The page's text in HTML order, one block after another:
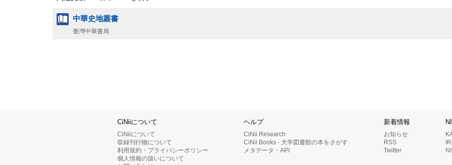
中華史地叢書
臺灣中華書局
CiNiiについて
CiNiiについて
収録刊行物について
利用規約・プライバシーポリシー
個人情報の扱いについて
ヘルプ
CiNii Research
CiNii Books - 大学図書館の本をさがす
メタデータ・API
新着情報
お知らせ
RSS
Twitter